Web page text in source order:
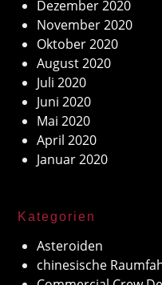
Dezember 2020
November 2020
Oktober 2020
August 2020
Juli 2020
Juni 2020
Mai 2020
April 2020
Januar 2020
Kategorien
Asteroiden
chinesische